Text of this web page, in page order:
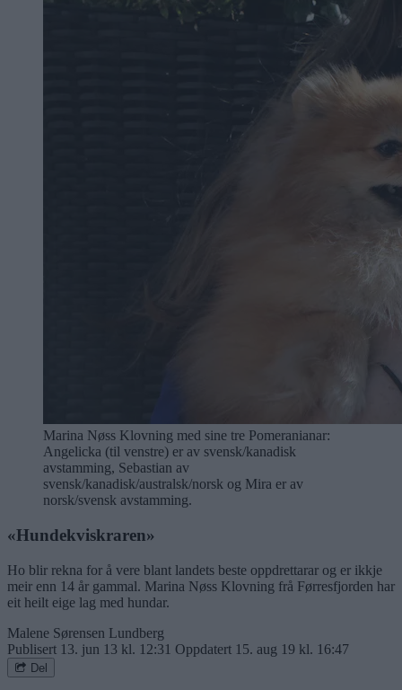
Marina Nøss Klovning med sine tre Pomeranianar:
Angelicka (til venstre) er av svensk/kanadisk
avstamming, Sebastian av
svensk/kanadisk/australsk/norsk og Mira er av
norsk/svensk avstamming.
«Hundekviskraren»
Ho blir rekna for å vere blant landets beste oppdrettarar og er ikkje
meir enn 14 år gammal. Marina Nøss Klovning frå Førresfjorden har
eit heilt eige lag med hundar.
Malene Sørensen Lundberg
Publisert 13. jun 13 kl. 12:31 Oppdatert 15. aug 19 kl. 16:47
Del